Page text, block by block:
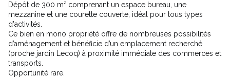
Dépôt de 300 m² comprenant un espace bureau, une
mezzanine et une courette couverte, idéal pour tous types
d'activités.
Ce bien en mono propriété offre de nombreuses possibilités
d’aménagement et bénéficie d’un emplacement recherché
(proche jardin Lecoq) à proximité immédiate des commerces et
transports.
Opportunité rare.